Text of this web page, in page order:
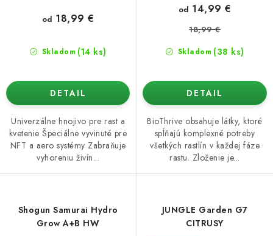
Skladom (14 ks)
od 18,99 €
DETAIL
Univerzálne hnojivo pre rast a
kvetenie Špeciálne vyvinuté pre
NFT a aero systémy Zabraňuje
vyhoreniu živín...
Skladom (38 ks)
od 14,99 €
18,99 €
DETAIL
BioThrive obsahuje látky, ktoré
spĺňajú komplexné potreby
všetkých rastlín v každej fáze
rastu. Zloženie je...
Shogun Samurai Hydro
Grow A+B HW
JUNGLE Garden G7
CITRUSY